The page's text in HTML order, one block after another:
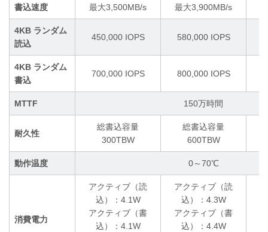
書込速度 最大3,500MB/s 最大3,900MB/s
4KB ランダム
読込
450,000 IOPS 580,000 IOPS
4KB ランダム
書込
700,000 IOPS 800,000 IOPS
MTTF 150万時間
耐久性
総書込容量
300TBW
総書込容量
600TBW
動作温度 0～70℃
消費電力
アクティブ（読
込）：4.1W
アクティブ（書
込）：4.1W
アクティブ（読
込）：4.3W
アクティブ（書
込）：4.4W